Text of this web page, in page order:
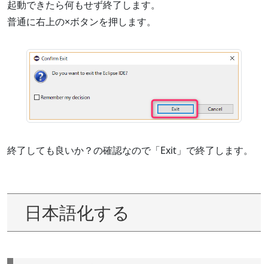
起動できたら何もせず終了します。
普通に右上の×ボタンを押します。
終了しても良いか？の確認なので「Exit」で終了します。
日本語化する